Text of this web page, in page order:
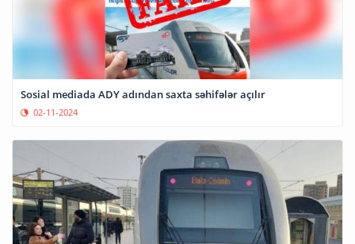
Sosial mediada ADY adından saxta səhifələr açılır
02-11-2024